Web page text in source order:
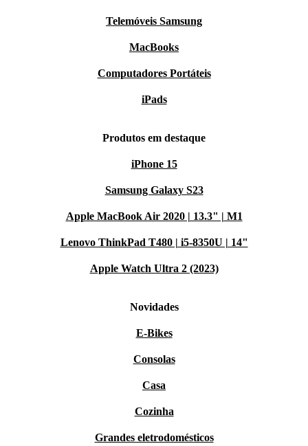
Telemóveis Samsung
MacBooks
Computadores Portáteis
iPads
Produtos em destaque
iPhone 15
Samsung Galaxy S23
Apple MacBook Air 2020 | 13.3" | M1
Lenovo ThinkPad T480 | i5-8350U | 14"
Apple Watch Ultra 2 (2023)
Novidades
E-Bikes
Consolas
Casa
Cozinha
Grandes eletrodomésticos